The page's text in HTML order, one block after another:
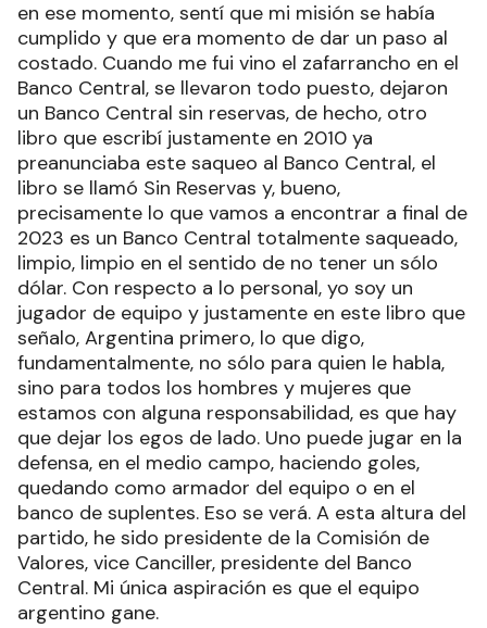
en ese momento, sentí que mi misión se había
cumplido y que era momento de dar un paso al
costado. Cuando me fui vino el zafarrancho en el
Banco Central, se llevaron todo puesto, dejaron
un Banco Central sin reservas, de hecho, otro
libro que escribí justamente en 2010 ya
preanunciaba este saqueo al Banco Central, el
libro se llamó Sin Reservas y, bueno,
precisamente lo que vamos a encontrar a final de
2023 es un Banco Central totalmente saqueado,
limpio, limpio en el sentido de no tener un sólo
dólar. Con respecto a lo personal, yo soy un
jugador de equipo y justamente en este libro que
señalo, Argentina primero, lo que digo,
fundamentalmente, no sólo para quien le habla,
sino para todos los hombres y mujeres que
estamos con alguna responsabilidad, es que hay
que dejar los egos de lado. Uno puede jugar en la
defensa, en el medio campo, haciendo goles,
quedando como armador del equipo o en el
banco de suplentes. Eso se verá. A esta altura del
partido, he sido presidente de la Comisión de
Valores, vice Canciller, presidente del Banco
Central. Mi única aspiración es que el equipo
argentino gane.